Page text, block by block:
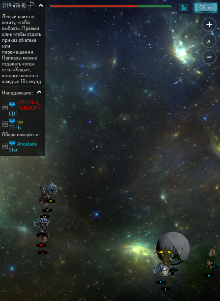
+
.
-
Обзор
[119:476:8]
Левый клик по
юниту, чтобы
выбрать. Правый
клик чтобы отдать
приказ об атаке
или
перемещении.
Приказы можно
отдавать когда
есть «Ходы»,
которые копятся
каждые 10 секунд.
Нападающие:
DMITRIJJ_
PONJAVIN
FDF
tsv
ТЕНЬ
Обороняющиеся:
Ancelade
Star